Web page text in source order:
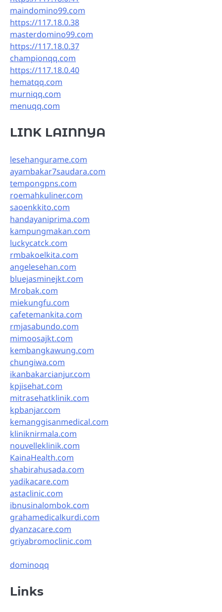
maindomino99.com
https://117.18.0.38
masterdomino99.com
https://117.18.0.37
championqq.com
https://117.18.0.40
hematqq.com
murniqq.com
menuqq.com
LINK LAINNYA
lesehangurame.com
ayambakar7saudara.com
tempongpns.com
roemahkuliner.com
saoenkkito.com
handayaniprima.com
kampungmakan.com
luckycatck.com
rmbakoelkita.com
angelesehan.com
bluejasminejkt.com
Mrobak.com
miekungfu.com
cafetemankita.com
rmjasabundo.com
mimoosajkt.com
kembangkawung.com
chungiwa.com
ikanbakarcianjur.com
kpjisehat.com
mitrasehatklinik.com
kpbanjar.com
kemanggisanmedical.com
kliniknirmala.com
nouvelleklinik.com
KainaHealth.com
shabirahusada.com
yadikacare.com
astaclinic.com
ibnusinalombok.com
grahamedicalkurdi.com
dyanzacare.com
griyabromoclinic.com
dominoqq
Links